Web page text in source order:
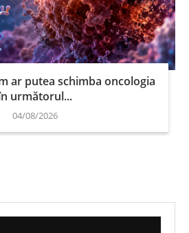
ar putea schimba oncologia
următorul...
04/08/2026